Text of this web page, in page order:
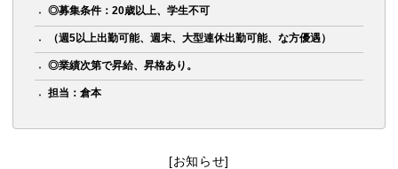
◎募集条件：20歳以上、学生不可
（週5以上出勤可能、週末、大型連休出勤可能、な方優遇）
◎業績次第で昇給、昇格あり。
担当：倉本
[お知らせ]